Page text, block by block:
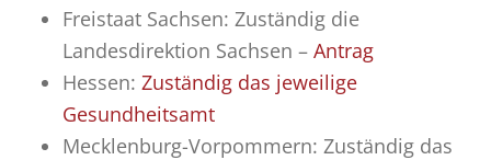
Freistaat Sachsen: Zuständig die
Landesdirektion Sachsen – Antrag
Hessen: Zuständig das jeweilige
Gesundheitsamt
Mecklenburg-Vorpommern: Zuständig das